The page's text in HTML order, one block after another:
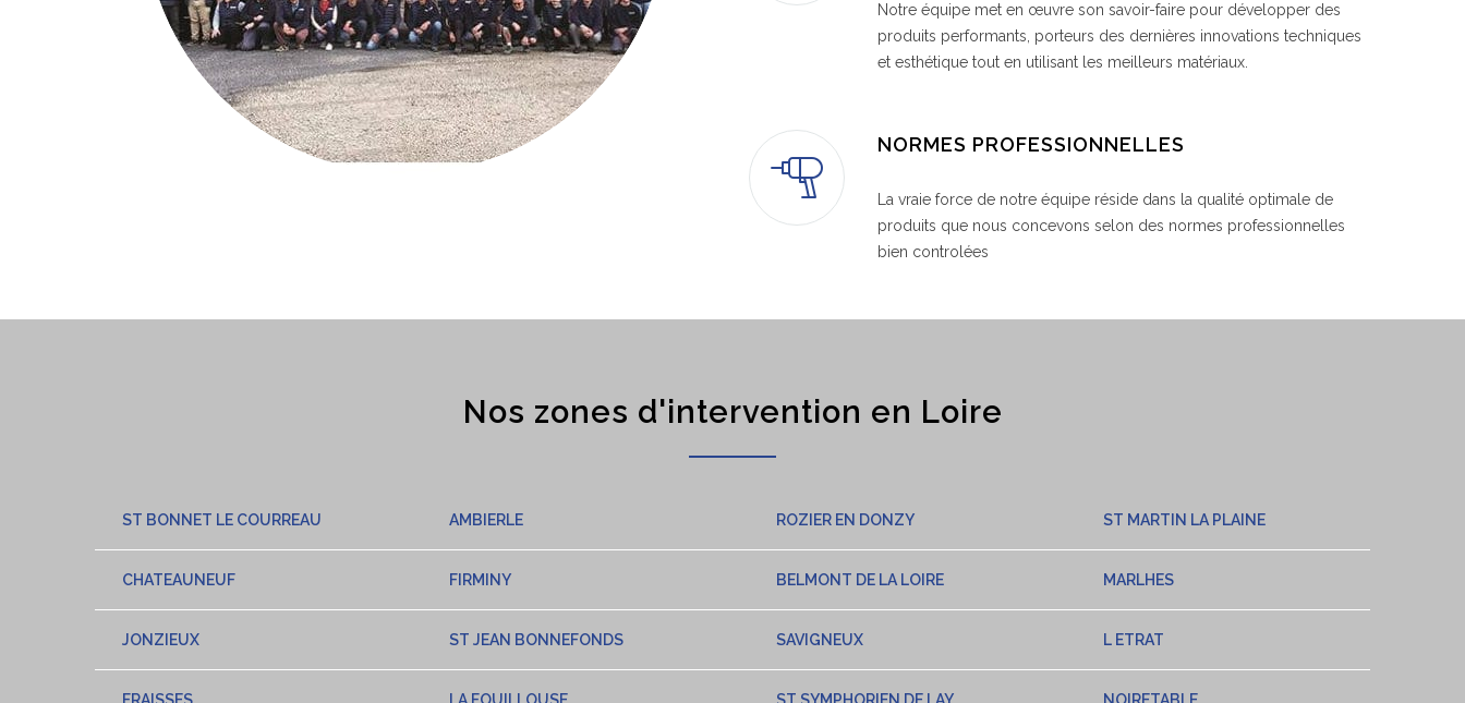
Notre équipe met en œuvre son savoir-faire pour développer des
produits performants, porteurs des dernières innovations techniques
et esthétique tout en utilisant les meilleurs matériaux.
NORMES PROFESSIONNELLES
La vraie force de notre équipe réside dans la qualité optimale de
produits que nous concevons selon des normes professionnelles
bien controlées
Nos zones d'intervention en Loire
ST BONNET LE COURREAU AMBIERLE ROZIER EN DONZY ST MARTIN LA PLAINE
CHATEAUNEUF FIRMINY BELMONT DE LA LOIRE MARLHES
JONZIEUX ST JEAN BONNEFONDS SAVIGNEUX L ETRAT